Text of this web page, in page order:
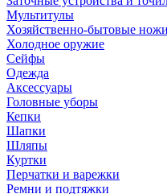
Мультитулы
Хозяйственно-бытовые ножи
Холодное оружие
Сейфы
Одежда
Аксессуары
Головные уборы
Кепки
Шапки
Шляпы
Куртки
Перчатки и варежки
Ремни и подтяжки